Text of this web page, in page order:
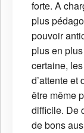
forte. A
plus
pouvoir
plus en
certaine,
d’attente et
être même
difficile. De
de bons